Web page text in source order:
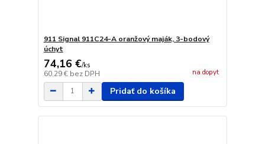
911 Signal 911C24-A oranžový maják, 3-bodový
úchyt
74,16 €/ks
60,29 € bez DPH na dopyt
Pridať do košíka